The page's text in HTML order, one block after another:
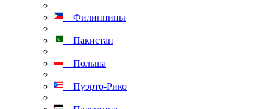
Филиппины
Пакистан
Польша
Пуэрто-Рико